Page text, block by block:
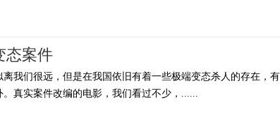
态案件
我们很远，但是在我国依旧有着一些极端变态杀人的存在，
真实案件改编的电影，我们看过不少，......